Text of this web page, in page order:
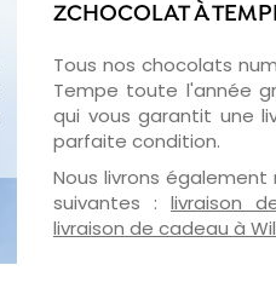
ZCHOCOLAT À
Tous nos chocolats
Tempe toute l'année
qui vous garantit une
parfaite condition.
Nous livrons
suivantes : livraison
livraison de cadeau à